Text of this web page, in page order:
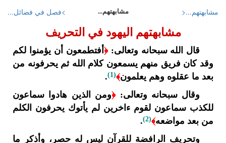
مشابهتهم...<
مشابهتهم... >فصل في فضائل...
مشابهتهم اليهود في التحريف
قال الله سبحانه وتعالى:﴿ أفتطمعون أن يؤمنوا لكم
وقد كان فريق منهم يسمعون كلام الله ثم يحرفونه من
بعد ما عقلوه وهم يعلمون﴾(1)
.
وقال سبحانه وتعالى:﴿ومن الذين هادوا سماعون
للكذب سماعون لقوم ءاخرين لم يأتوك يحرفون الكلم
من بعد مواضعه﴾(2)
.
وتحريف الرافضة للقرآن ليس له حصر، وأذكر ما